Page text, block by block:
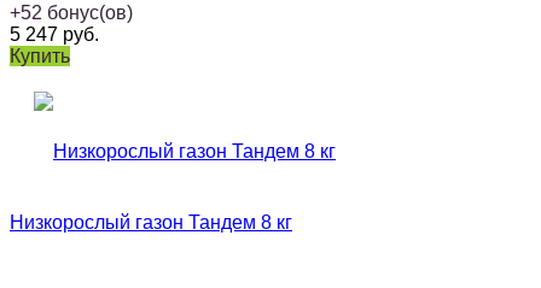
+52 бонус(ов)
5 247 руб.
Купить
Низкорослый газон Тандем 8 кг